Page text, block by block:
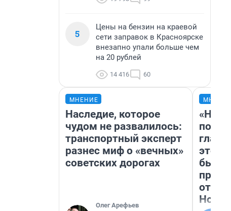
5
Цены на бензин на краевой
сети заправок в Красноярске
внезапно упали больше чем
на 20 рублей
14 416 60
МНЕНИЕ
Наследие, которое
чудом не развалилось:
транспортный эксперт
разнес миф о «вечных»
советских дорогах
Олег Арефьев
этого
бьет